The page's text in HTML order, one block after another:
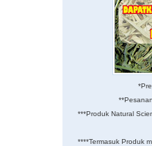
***Produk Natural
****Termasuk Produk